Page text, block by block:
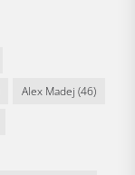
Alex Madej (46)